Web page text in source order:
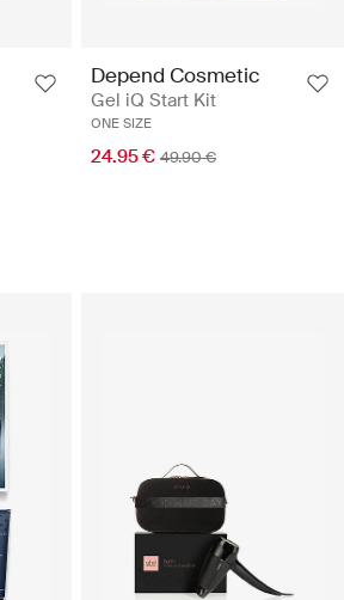
Depend Cosmetic
Gel iQ Start Kit
ONE SIZE
24.95 € 49.90 €